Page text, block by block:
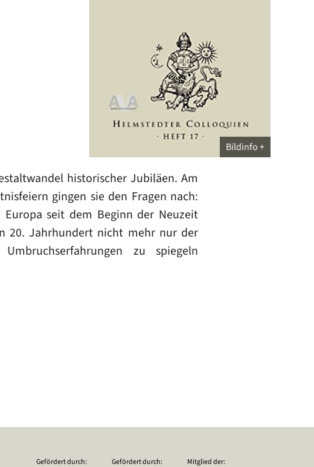
Bildinfo
historischer Jubiläen. Am
gingen sie den Fragen nach:
seit dem Beginn der Neuzeit
20. Jahrhundert nicht mehr nur der
zu spiegeln
Gefördert durch: Gefördert durch: Mitglied der: